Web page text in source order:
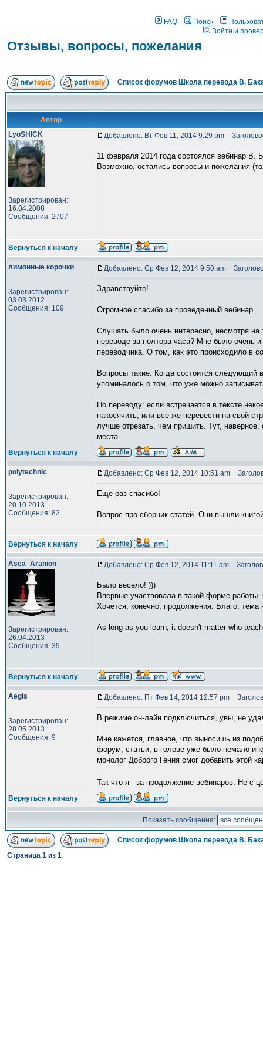
FAQ Поиск
Войти и
Отзывы, вопросы, пожелания
Список форумов Школа перевода В.
Автор
LyoSHICK
Зарегистрирован:
16.04.2008
Сообщения: 2707
Добавлено: Вт Фев 11, 2014 9:29 pm
11 февраля 2014 года состоялся вебинар В.
Возможно, остались вопросы и пожелания
Вернуться к началу
лимонные корочки
Зарегистрирован:
03.03.2012
Сообщения: 109
Добавлено: Ср Фев 12, 2014 9:50 am
Здравствуйте!
Огромное спасибо за проведенный вебинар.
Слушать было очень интересно, несмотря на
переводе за полтора часа? Мне было очень
переводчика. О том, как это происходило в
Вопросы такие. Когда состоится следующий
упоминалось о том, что уже можно
По переводу: если встречается в тексте
накосячить, или все же перевести на свой
лучше отрезать, чем пришить. Тут,
места.
Вернуться к началу
polytechnic
Зарегистрирован:
20.10.2013
Сообщения: 82
Добавлено: Ср Фев 12, 2014 10:51 am
Еще раз спасибо!
Вопрос про сборник статей. Они вышли
Вернуться к началу
Asea_Aranion
Зарегистрирован:
26.04.2013
Сообщения: 39
Добавлено: Ср Фев 12, 2014 11:11 am
Было весело! )))
Впервые участвовала в такой форме
Хочется, конечно, продолжения. Благо, тема
As long as you learn, it doesn't matter who
Вернуться к началу
Aegis
Зарегистрирован:
28.05.2013
Сообщения: 9
Добавлено: Пт Фев 14, 2014 12:57 pm
В режиме он-лайн подключиться, увы, не
Мне кажется, главное, что выносишь из
форум, статьи, в голове уже было немало
монолог Доброго Гения смог добавить этой
Так что я - за продолжение вебинаров. Не с
Вернуться к началу
Показать сообщения:
Список форумов Школа перевода В.
Страница 1 из 1